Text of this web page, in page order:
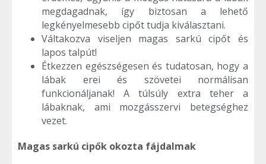
megdagadnak, így biztosan a lehető
legkényelmesebb cipőt tudja kiválasztani.
Váltakozva viseljen magas sarkú cipőt és
lapos talpút!
Étkezzen egészségesen és tudatosan, hogy a
lábak erei és szövetei normálisan
funkcionáljanak! A túlsúly extra teher a
lábaknak, ami mozgásszervi betegséghez
vezet.
Magas sarkú cipők okozta fájdalmak